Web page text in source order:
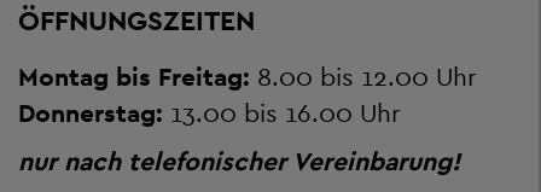
ÖFFNUNGSZEITEN
Montag bis Freitag: 8.00 bis 12.00 Uhr
Donnerstag: 13.00 bis 16.00 Uhr
nur nach telefonischer Vereinbarung!